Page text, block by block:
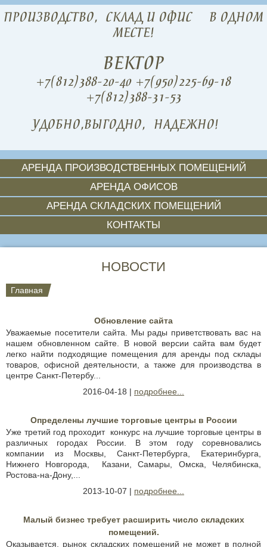
ПРОИЗВОДСТВО, СКЛАД И ОФИС В ОДНОМ
МЕСТЕ!
ВЕКТОР
+7(812)388-20-40 +7(950)225-69-18
+7(812)388-31-53
УДОБНО,ВЫГОДНО, НАДЕЖНО!
АРЕНДА ПРОИЗВОДСТВЕННЫХ ПОМЕЩЕНИЙ
АРЕНДА ОФИСОВ
АРЕНДА СКЛАДСКИХ ПОМЕЩЕНИЙ
КОНТАКТЫ
НОВОСТИ
Главная
Обновление сайта
Уважаемые посетители сайта. Мы рады приветствовать вас на
нашем обновленном сайте. В новой версии сайта вам будет
легко найти подходящие помещения для аренды под склады
товаров, офисной деятельности, а также для производства в
центре Санкт-Петербу...
2016-04-18 | подробнее...
Определены лучшие торговые центры в России
Уже третий год проходит конкурс на лучшие торговые центры в
различных городах России. В этом году соревновались
компании из Москвы, Санкт-Петербурга, Екатеринбурга,
Нижнего Новгорода, Казани, Самары, Омска, Челябинска,
Ростова-на-Дону,...
2013-10-07 | подробнее...
Малый бизнес требует расширить число складских
помещений.
Оказывается, рынок складских помещений не может в полной